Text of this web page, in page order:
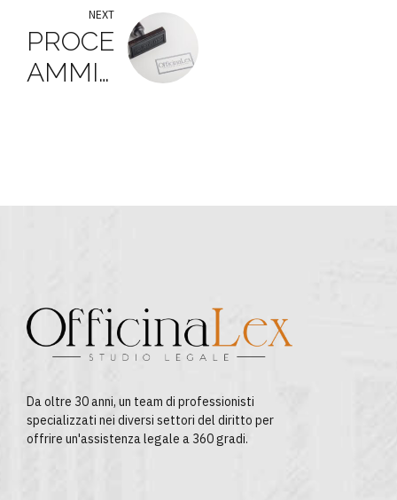
NEXT
PROCESSO
AMMINISTRATIVO:
Da oltre 30 anni, un team di professionisti
specializzati nei diversi settori del diritto per
offrire un'assistenza legale a 360 gradi.